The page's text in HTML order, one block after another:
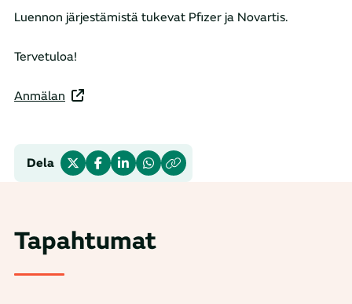
Luennon järjestämistä tukevat Pfizer ja Novartis.
Tervetuloa!
Anmälan
Dela
Tapahtumat